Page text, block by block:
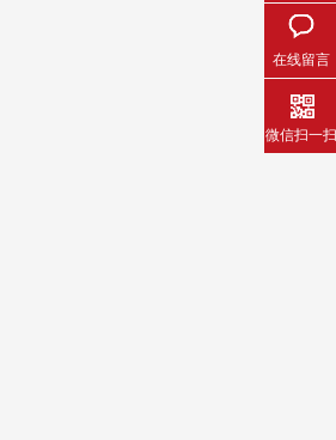
在线留言
微信扫一扫